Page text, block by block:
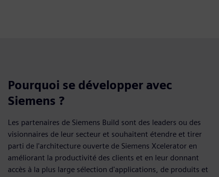
Pourquoi se développer avec
Siemens ?
Les partenaires de Siemens Build sont des leaders ou des
visionnaires de leur secteur et souhaitent étendre et tirer
parti de l'architecture ouverte de Siemens Xcelerator en
améliorant la productivité des clients et en leur donnant
accès à la plus large sélection d'applications, de produits et